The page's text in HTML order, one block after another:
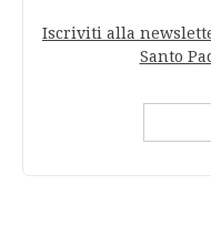
Iscriviti alla
Santo